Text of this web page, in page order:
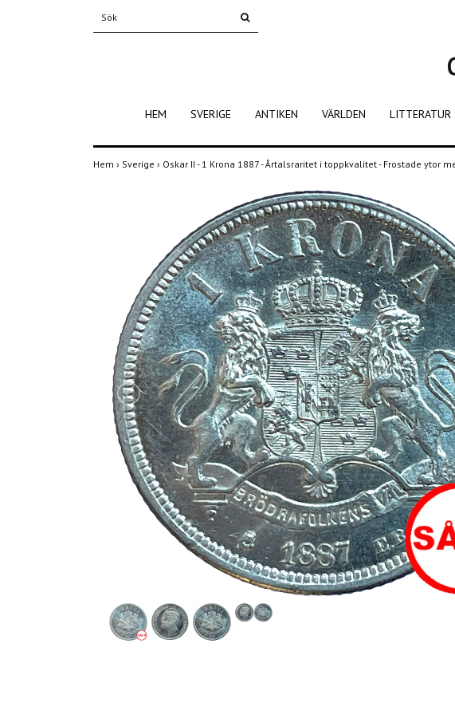
HEM SVERIGE ANTIKEN VÄRLDEN LITTERATUR
Hem › Sverige › Oskar II - 1 Krona 1887 - Årtalsraritet i toppkvalitet - Frostade ytor